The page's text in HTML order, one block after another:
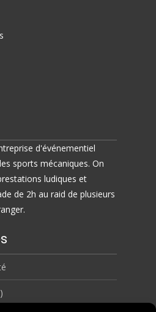
d'événementiel
sports mécaniques. On
ludiques et
de 2h au raid de plusieurs